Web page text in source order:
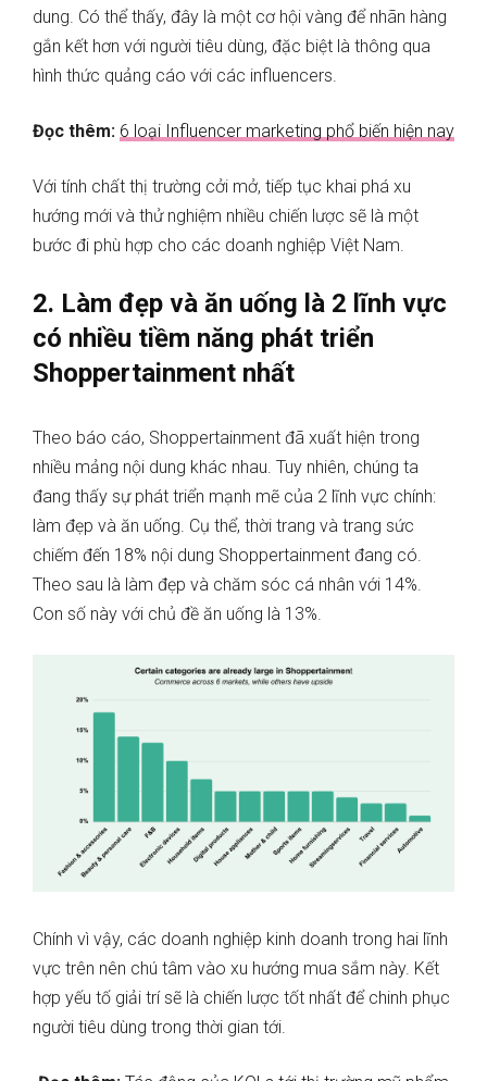
dung. Có thể thấy, đây là một cơ hội vàng để nhãn hàng
gắn kết hơn với người tiêu dùng, đặc biệt là thông qua
hình thức quảng cáo với các influencers.
Đọc thêm: 6 loại Influencer marketing phổ biến hiện nay
Với tính chất thị trường cởi mở, tiếp tục khai phá xu
hướng mới và thử nghiệm nhiều chiến lược sẽ là một
bước đi phù hợp cho các doanh nghiệp Việt Nam.
2. Làm đẹp và ăn uống là 2 lĩnh vực
có nhiều tiềm năng phát triển
Shoppertainment nhất
Theo báo cáo, Shoppertainment đã xuất hiện trong
nhiều mảng nội dung khác nhau. Tuy nhiên, chúng ta
đang thấy sự phát triển mạnh mẽ của 2 lĩnh vực chính:
làm đẹp và ăn uống. Cụ thể, thời trang và trang sức
chiếm đến 18% nội dung Shoppertainment đang có.
Theo sau là làm đẹp và chăm sóc cá nhân với 14%.
Con số này với chủ đề ăn uống là 13%.
Chính vì vậy, các doanh nghiệp kinh doanh trong hai lĩnh
vực trên nên chú tâm vào xu hướng mua sắm này. Kết
hợp yếu tố giải trí sẽ là chiến lược tốt nhất để chinh phục
người tiêu dùng trong thời gian tới.